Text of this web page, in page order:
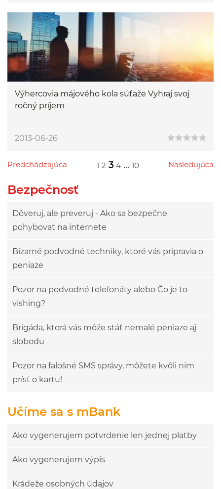
Výhercovia májového kola súťaže Vyhraj svoj
ročný príjem
2013-06-26
Predchádzajúca
Przejdź do poprzedniej strony 1 2 3 4 ... 10 Nasledujúca
Przejdź do następnej strony
Bezpečnosť
Dôveruj, ale preveruj - Ako sa bezpečne
pohybovať na internete
Bizarné podvodné techniky, ktoré vás pripravia o
peniaze
Pozor na podvodné telefonáty alebo Čo je to
vishing?
Brigáda, ktorá vás môže stáť nemalé peniaze aj
slobodu
Pozor na falošné SMS správy, môžete kvôli nim
prísť o kartu!
Učíme sa s mBank
Ako vygenerujem potvrdenie len jednej platby
Ako vygenerujem výpis
Krádeže osobných údajov